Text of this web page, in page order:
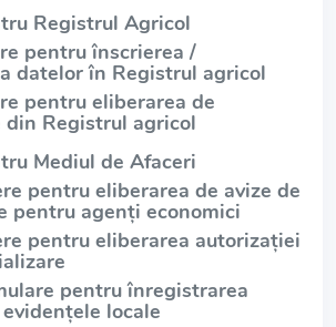
Registrul Agricol
pentru înscrierea /
datelor în Registrul agricol
pentru eliberarea de
din Registrul agricol
Mediul de Afaceri
pentru eliberarea de avize de
pentru agenți economici
pentru eliberarea autorizației
pentru înregistrarea
locale